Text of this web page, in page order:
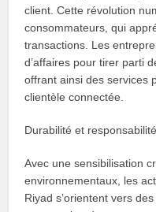
client. Cette révolution
consommateurs, qui
transactions. Les
d’affaires pour tirer parti
offrant ainsi des services
clientèle connectée.
Durabilité et
Avec une sensibilisation
environnementaux, les
Riyad s’orientent vers